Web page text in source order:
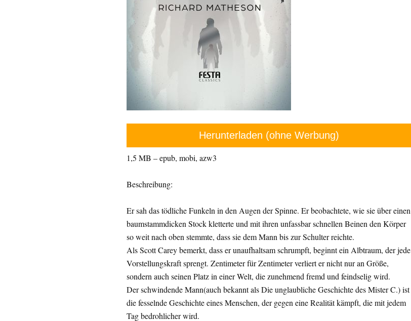
Herunterladen (ohne Werbung)
1,5 MB – epub, mobi, azw3
Beschreibung:
Er sah das tödliche Funkeln in den Augen der Spinne. Er beobachtete, wie sie über einen
baumstammdicken Stock kletterte und mit ihren unfassbar schnellen Beinen den Körper
so weit nach oben stemmte, dass sie dem Mann bis zur Schulter reichte.
Als Scott Carey bemerkt, dass er unaufhaltsam schrumpft, beginnt ein Albtraum, der jede
Vorstellungskraft sprengt. Zentimeter für Zentimeter verliert er nicht nur an Größe,
sondern auch seinen Platz in einer Welt, die zunehmend fremd und feindselig wird.
Der schwindende Mann(auch bekannt als Die unglaubliche Geschichte des Mister C.) ist
die fesselnde Geschichte eines Menschen, der gegen eine Realität kämpft, die mit jedem
Tag bedrohlicher wird.